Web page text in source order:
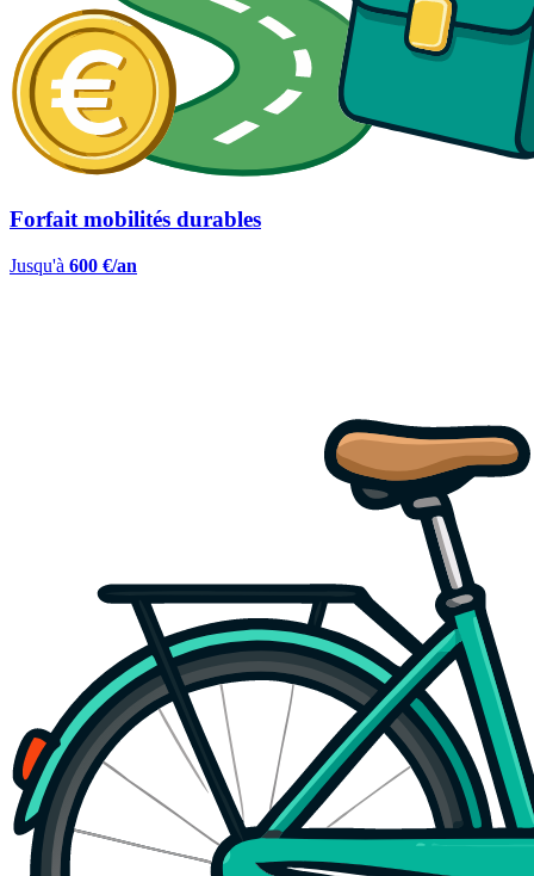
Forfait mobilités durables
Jusqu'à 600 €/an